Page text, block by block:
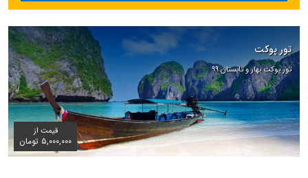
تور پوکت
تور پوکت بهار و تابستان ۹۹
قیمت از
۵,۰۰۰,۰۰۰ تومان